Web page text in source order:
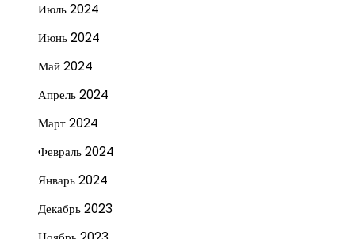
Июль 2024
Июнь 2024
Май 2024
Апрель 2024
Март 2024
Февраль 2024
Январь 2024
Декабрь 2023